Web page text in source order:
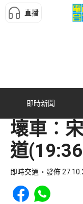
直播
即時新聞
壞車︰
道
即時交通 發佈
Share to Facebook
Share to